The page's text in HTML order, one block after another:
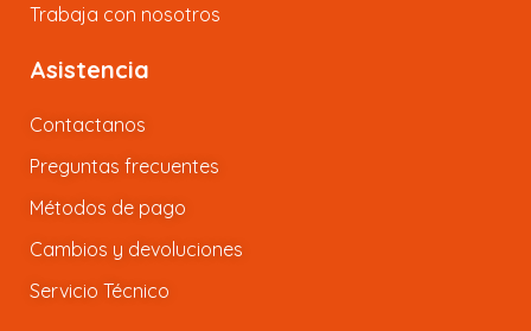
Trabaja con nosotros
Asistencia
Contactanos
Preguntas frecuentes
Métodos de pago
Cambios y devoluciones
Servicio Técnico